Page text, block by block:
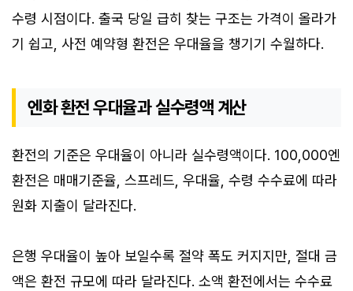
수령 시점이다. 출국 당일 급히 찾는 구조는 가격이 올라가
기 쉽고, 사전 예약형 환전은 우대율을 챙기기 수월하다.
엔화 환전 우대율과 실수령액 계산
환전의 기준은 우대율이 아니라 실수령액이다. 100,000엔
환전은 매매기준율, 스프레드, 우대율, 수령 수수료에 따라
원화 지출이 달라진다.
은행 우대율이 높아 보일수록 절약 폭도 커지지만, 절대 금
액은 환전 규모에 따라 달라진다. 소액 환전에서는 수수료